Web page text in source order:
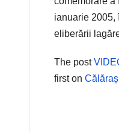
ianuarie 2005,
eliberării
The post
first on